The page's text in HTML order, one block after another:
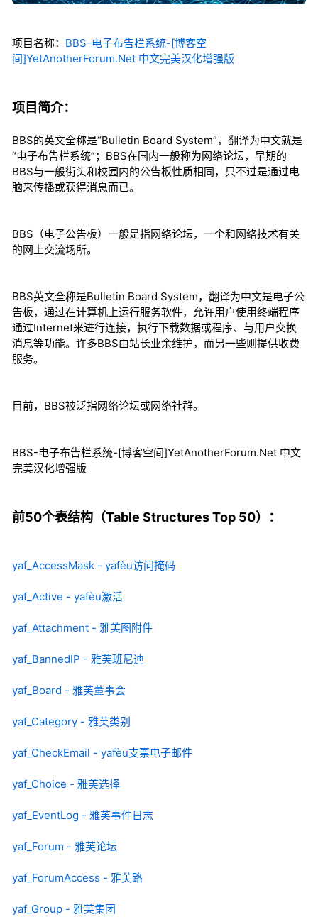
项目名称： BBS-电子布告栏系统-[博客空
间]YetAnotherForum.Net 中文完美汉化增强版
项目简介：
BBS的英文全称是“Bulletin Board System”，翻译为中文就是
“电子布告栏系统”；BBS在国内一般称为网络论坛，早期的
BBS与一般街头和校园内的公告板性质相同，只不过是通过电
脑来传播或获得消息而已。
BBS（电子公告板）一般是指网络论坛，一个和网络技术有关
的网上交流场所。
BBS英文全称是Bulletin Board System，翻译为中文是电子公
告板，通过在计算机上运行服务软件，允许用户使用终端程序
通过Internet来进行连接，执行下载数据或程序、与用户交换
消息等功能。许多BBS由站长业余维护，而另一些则提供收费
服务。
目前，BBS被泛指网络论坛或网络社群。
BBS-电子布告栏系统-[博客空间]YetAnotherForum.Net 中文
完美汉化增强版
前50个表结构（Table Structures Top 50）：
yaf_AccessMask - yafèu访问掩码
yaf_Active - yafèu激活
yaf_Attachment - 雅芙图附件
yaf_BannedIP - 雅芙班尼迪
yaf_Board - 雅芙董事会
yaf_Category - 雅芙类别
yaf_CheckEmail - yafèu支票电子邮件
yaf_Choice - 雅芙选择
yaf_EventLog - 雅芙事件日志
yaf_Forum - 雅芙论坛
yaf_ForumAccess - 雅芙路
yaf_Group - 雅芙集团